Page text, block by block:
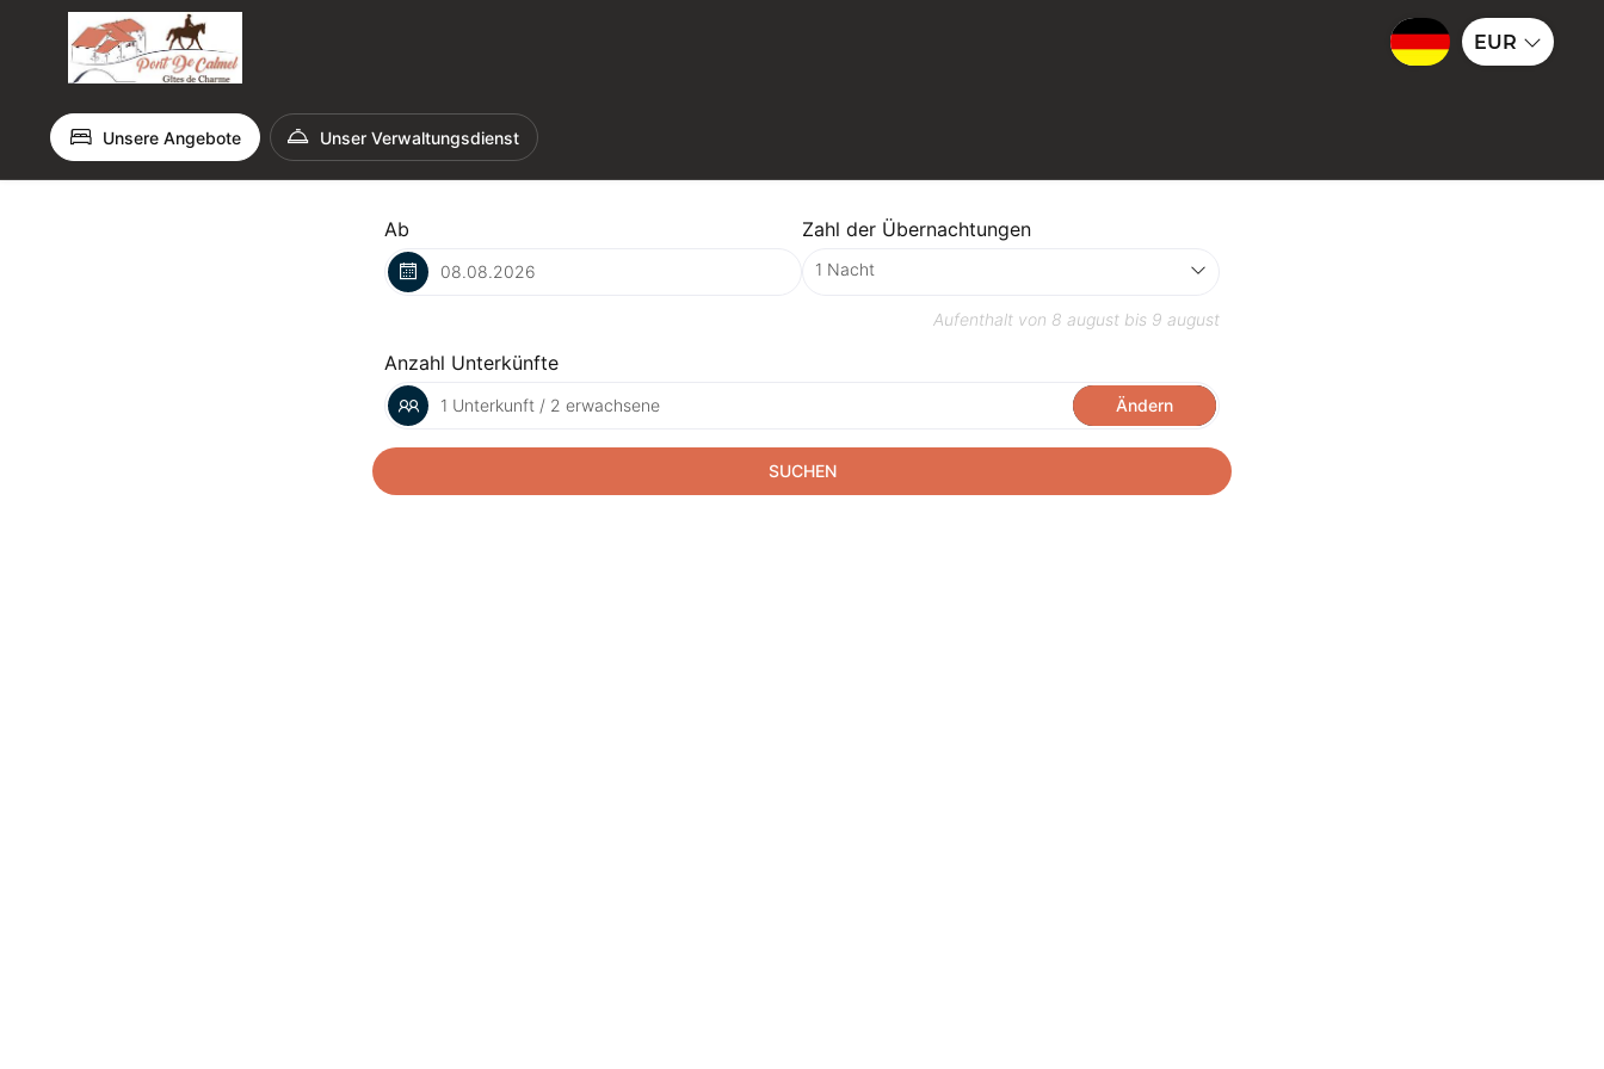
EUR
Unsere Angebote Unser Verwaltungsdienst
Ab Zahl der Übernachtungen
Aufenthalt von 8 august bis 9 august
Anzahl Unterkünfte
1 Unterkunft / 2 erwachsene Ändern